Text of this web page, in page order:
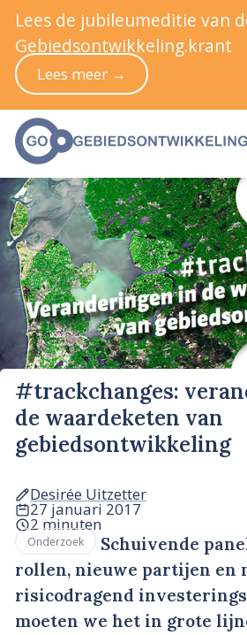
#trackchanges:
de waardeketen van
gebiedsontwikkeling
Desirée Uitzetter
27 januari 2017
2 minuten
Onderzoek
Schuivende
rollen, nieuwe partijen en
risicodragend
moeten we het in grote
Lees de jubileumeditie van
Gebiedsontwikkeling.krant
Lees meer →